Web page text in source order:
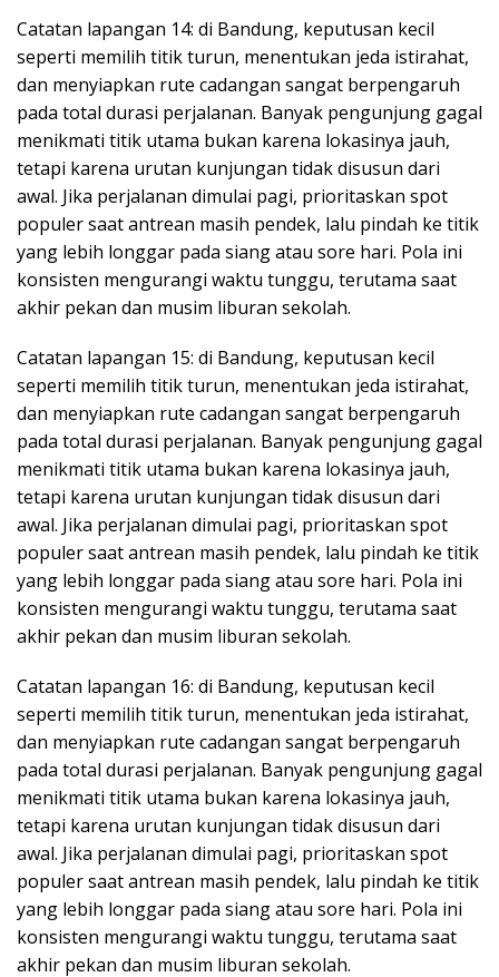
Catatan lapangan 14: di Bandung, keputusan kecil
seperti memilih titik turun, menentukan jeda istirahat,
dan menyiapkan rute cadangan sangat berpengaruh
pada total durasi perjalanan. Banyak pengunjung gagal
menikmati titik utama bukan karena lokasinya jauh,
tetapi karena urutan kunjungan tidak disusun dari
awal. Jika perjalanan dimulai pagi, prioritaskan spot
populer saat antrean masih pendek, lalu pindah ke titik
yang lebih longgar pada siang atau sore hari. Pola ini
konsisten mengurangi waktu tunggu, terutama saat
akhir pekan dan musim liburan sekolah.
Catatan lapangan 15: di Bandung, keputusan kecil
seperti memilih titik turun, menentukan jeda istirahat,
dan menyiapkan rute cadangan sangat berpengaruh
pada total durasi perjalanan. Banyak pengunjung gagal
menikmati titik utama bukan karena lokasinya jauh,
tetapi karena urutan kunjungan tidak disusun dari
awal. Jika perjalanan dimulai pagi, prioritaskan spot
populer saat antrean masih pendek, lalu pindah ke titik
yang lebih longgar pada siang atau sore hari. Pola ini
konsisten mengurangi waktu tunggu, terutama saat
akhir pekan dan musim liburan sekolah.
Catatan lapangan 16: di Bandung, keputusan kecil
seperti memilih titik turun, menentukan jeda istirahat,
dan menyiapkan rute cadangan sangat berpengaruh
pada total durasi perjalanan. Banyak pengunjung gagal
menikmati titik utama bukan karena lokasinya jauh,
tetapi karena urutan kunjungan tidak disusun dari
awal. Jika perjalanan dimulai pagi, prioritaskan spot
populer saat antrean masih pendek, lalu pindah ke titik
yang lebih longgar pada siang atau sore hari. Pola ini
konsisten mengurangi waktu tunggu, terutama saat
akhir pekan dan musim liburan sekolah.